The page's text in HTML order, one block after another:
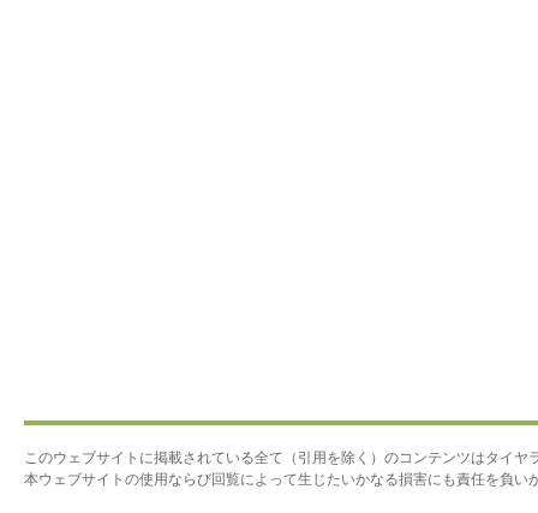
このウェブサイトに掲載されている全て（引用を除く）のコンテンツはタイヤ
本ウェブサイトの使用ならび回覧によって生じたいかなる損害にも責任を負い